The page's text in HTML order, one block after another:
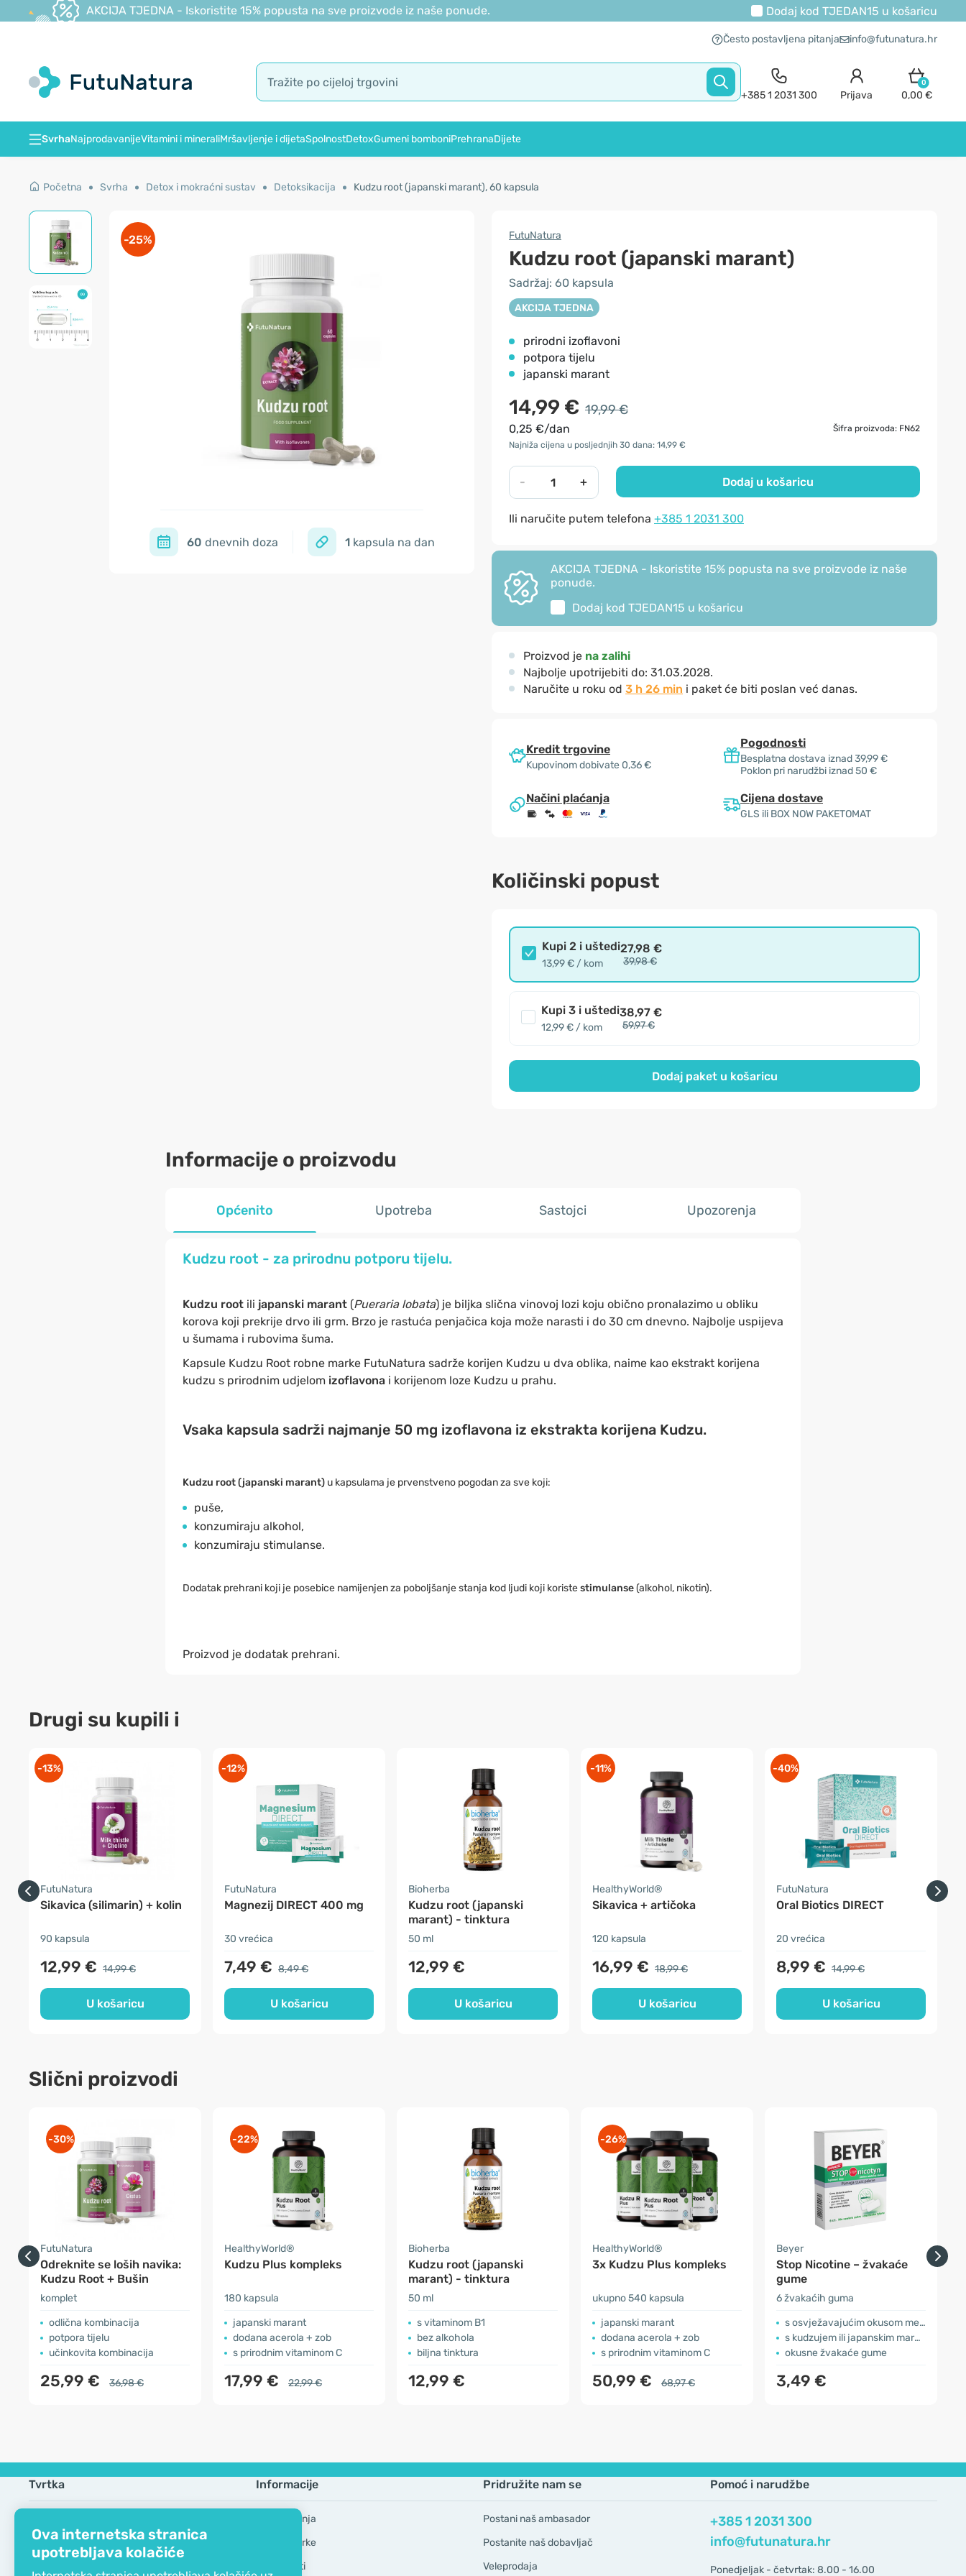
Ova internetska stranica
upotrebljava kolačiće
AKCIJA TJEDNA - Iskoristite 15% popusta na sve proizvode iz naše ponude. Dodaj kod TJEDAN15 u košaricu
Često postavljena pitanja info@futunatura.hr
+385 1 2031 300 Prijava
0
0,00 €
SvrhaNajprodavanijeVitamini i mineraliMršavljenje i dijetaSpolnostDetoxGumeni bomboniPrehranaDijete
Početna Svrha Detox i mokraćni sustav Detoksikacija Kudzu root (japanski marant), 60 kapsula
-25%
60 dnevnih doza 1kapsula na dan
FutuNatura
Kudzu root (japanski marant)
Sadržaj: 60 kapsula
AKCIJA TJEDNA
prirodni izoflavoni
potpora tijelu
japanski marant
14,99 € 19,99 €
0,25 €/dan
Šifra proizvoda: FN62
Najniža cijena u posljednjih 30 dana: 14,99 €
- + Dodaj u košaricu
Ili naručite putem telefona +385 1 2031 300
AKCIJA TJEDNA - Iskoristite 15% popusta na sve proizvode iz naše
ponude.
Dodaj kod TJEDAN15 u košaricu
Proizvod je na zalihi
Najbolje upotrijebiti do: 31.03.2028.
Naručite u roku od 3 h 26 min i paket će biti poslan već danas.
Kredit trgovine
Kupovinom dobivate 0,36 €
Pogodnosti
Besplatna dostava iznad 39,99 €
Poklon pri narudžbi iznad 50 €
Načini plaćanja Cijena dostave
GLS ili BOX NOW PAKETOMAT
Količinski popust
Kupi 2 i uštedi
13,99 € / kom
27,98 €
39,98 €
Kupi 3 i uštedi
12,99 € / kom
38,97 €
59,97 €
Dodaj paket u košaricu
Informacije o proizvodu
Općenito Upotreba Sastojci Upozorenja
Kudzu root - za prirodnu potporu tijelu.
Kudzu root ili japanski marant(Pueraria lobata) je biljka slična vinovoj lozi koju obično pronalazimo u obliku
korova koji prekrije drvo ili grm. Brzo je rastuća penjačica koja može narasti i do 30 cm dnevno. Najbolje uspijeva
u šumama i rubovima šuma.
Kapsule Kudzu Root robne marke FutuNatura sadrže korijen Kudzu u dva oblika, naime kao ekstrakt korijena
kudzu s prirodnim udjelom izoflavona i korijenom loze Kudzu u prahu.
Vsaka kapsula sadrži najmanje 50 mg izoflavona iz ekstrakta korijena Kudzu.
Kudzu root (japanski marant) u kapsulama je prvenstveno pogodan za sve koji:
puše,
konzumiraju alkohol,
konzumiraju stimulanse.
Dodatak prehrani koji je posebice namijenjen za poboljšanje stanja kod ljudi koji koristestimulanse(alkohol, nikotin).
Proizvod je dodatak prehrani.
Drugi su kupili i
-13%
FutuNatura
Sikavica (silimarin) + kolin
90 kapsula
12,99 € 14,99 €
U košaricu
-12%
FutuNatura
Magnezij DIRECT 400 mg
30 vrećica
7,49 € 8,49 €
U košaricu
Bioherba
Kudzu root (japanski
marant) - tinktura
50 ml
12,99 €
U košaricu
-11%
HealthyWorld®
Sikavica + artičoka
120 kapsula
16,99 € 18,99 €
U košaricu
-40%
FutuNatura
Oral Biotics DIRECT
20 vrećica
8,99 € 14,99 €
U košaricu
Slični proizvodi
-30%
FutuNatura
Odreknite se loših navika:
Kudzu Root + Bušin
komplet
odlična kombinacija
potpora tijelu
učinkovita kombinacija
25,99 € 36,98 €
-22%
HealthyWorld®
Kudzu Plus kompleks
180 kapsula
japanski marant
dodana acerola + zob
s prirodnim vitaminom C
17,99 € 22,99 €
Bioherba
Kudzu root (japanski
marant) - tinktura
50 ml
s vitaminom B1
bez alkohola
biljna tinktura
12,99 €
-26%
HealthyWorld®
3x Kudzu Plus kompleks
ukupno 540 kapsula
japanski marant
dodana acerola + zob
s prirodnim vitaminom C
50,99 € 68,97 €
Beyer
Stop Nicotine – žvakaće
gume
6 žvakaćih guma
s osvježavajućim okusom mente
s kudzujem ili japanskim marantom
okusne žvakaće gume
3,49 €
Tvrtka
Kontaktirajte nas
Informacije
Česta pitanja
Robne marke
GDPR Alati
Pridružite nam se
Postani naš ambasador
Postanite naš dobavljač
Veleprodaja
Pomoć i narudžbe
+385 1 2031 300
info@futunatura.hr
Ponedjeljak - četvrtak: 8.00 - 16.00